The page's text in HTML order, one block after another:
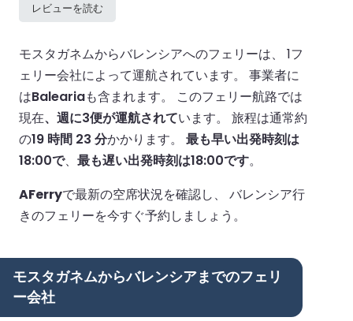
レビューを読む
モスタガネムからバレンシアへのフェリーは、 1フ
ェリー会社によって運航されています。 事業者に
はBaleariaも含まれます。 このフェリー航路では
現在、週に3便が運航されています。 旅程は通常約
の19 時間 23 分かかります。 最も早い出発時刻は
18:00で、 最も遅い出発時刻は18:00です。
AFerryで最新の空席状況を確認し、 バレンシア行
きのフェリーを今すぐ予約しましょう。
モスタガネムからバレンシアまでのフェリ
ー会社